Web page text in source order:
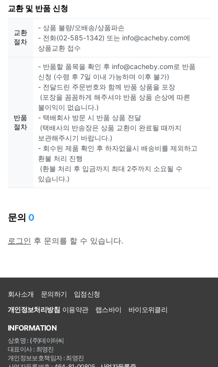
교환 및 반품 신청
교환
절차
- 상품 불량/오배송/상품파손
- 전화(02-585-1342) 또는 info@cacheby.com에
상품교환 접수
반품
절차
- 반품할 품목을 확인 후 info@cacheby.com로 반품
신청 (수령 후 7일 이내 가능하며 이후 불가)
- 전달드린 주문번호와 함께 반품 상품을 포장
(포장을 꼼꼼하게 해주셔야 반품 상품 손상에 따른
불이익이 없습니다.)
- 택배회사 방문 시 반품 상품 전달
(택배사의 반송장은 상품 교환이 완료될 때까지
보관해주시기 바랍니다.)
- 회수된 제품 확인 후 하자없을시 배송비를 제외하고
환불 처리 진행
(환불 처리 후 입금까지 최대 2주까지 소요될 수
있습니다.)
문의 0
로그인 후 문의를 할 수 있습니다.
회사소개 문의하기
입점신청
개인정보처리방침 이용약관 랩스바이 바이오위클리
INFORMATION
상호명 : (주)데이터씨
대표이사 : 최영진
개인정보보호책임자 : 최영진